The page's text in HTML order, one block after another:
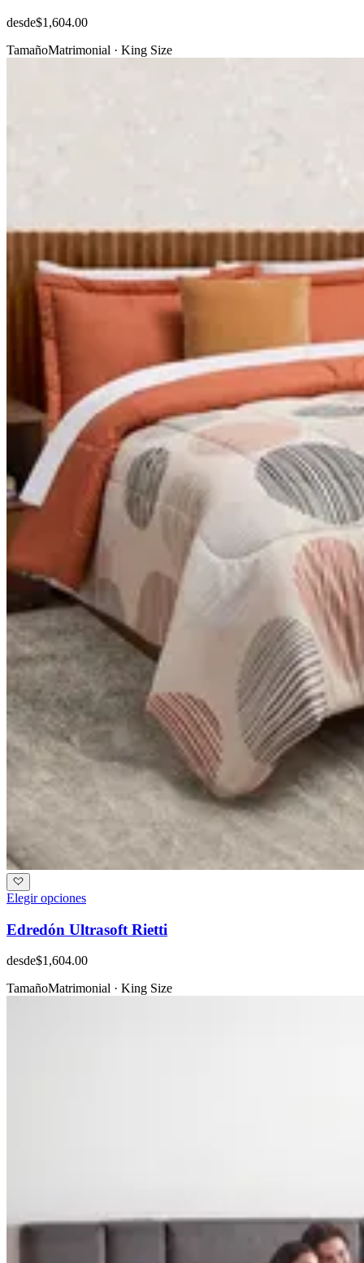
desde$1,604.00
TamañoMatrimonial · King Size
Elegir opciones
Edredón Ultrasoft Rietti
desde$1,604.00
TamañoMatrimonial · King Size